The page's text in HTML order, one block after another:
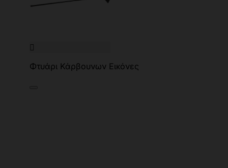

Φτυάρι Κάρβουνων Εικόνες